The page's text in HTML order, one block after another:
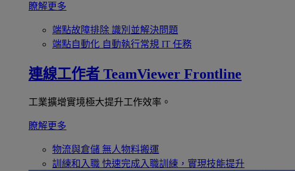
瞭解更多
端點故障排除 識別並解決問題
端點自動化 自動執行常規 IT 任務
連線工作者 TeamViewer Frontline
工業擴增實境極大提升工作效率。
瞭解更多
物流與倉儲 無人物料搬運
訓練和入職 快速完成入職訓練，實現技能提升